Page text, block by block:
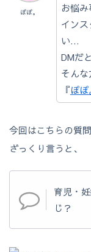
ぽぽ。
お悩み
イン
い…
DMだ
そん
『ぽ
今回はこちらの質
ざっくり言うと、
育児・
じ？